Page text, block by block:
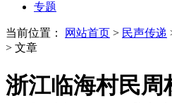
专题
当前位置： 网站首页 > 民声传递
> 文章
浙江临海村民周